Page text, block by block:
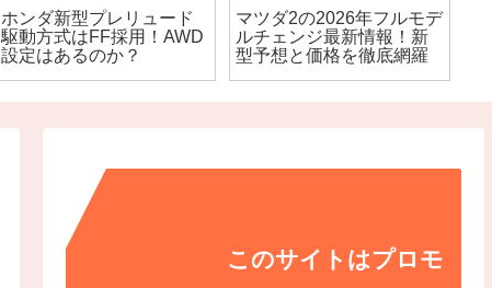
ホンダ新型プレリュード
駆動方式はFF採用！AWD
設定はあるのか？
マツダ2の2026年フルモデ
ルチェンジ最新情報！新
型予想と価格を徹底網羅
このサイトはプロモ